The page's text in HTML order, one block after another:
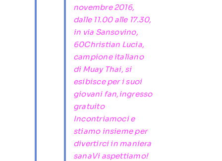
novembre 2016,
dalle 11.00 alle 17.30,
in via Sansovino,
60Christian Lucia,
campione italiano
di Muay Thai, si
esibisce per i suoi
giovani fan, ingresso
gratuito
Incontriamoci e
stiamo insieme per
divertirci in maniera
sanaVi aspettiamo!